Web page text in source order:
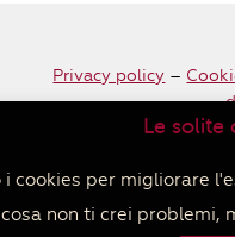
Privacy policy –
Le solite
i cookies per migliorare
non ti crei